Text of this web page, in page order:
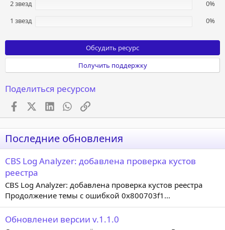
2 звезд
0%
1 звезд
0%
Обсудить ресурс
Получить поддержку
Поделиться ресурсом
FacebookX (Twitter)
LinkedInWhatsApp
Ссылка
Последние обновления
CBS Log Analyzer: добавлена проверка кустов
реестра
CBS Log Analyzer: добавлена проверка кустов реестра
Продолжение темы с ошибкой 0x800703f1...
Обновленеи версии v.1.1.0